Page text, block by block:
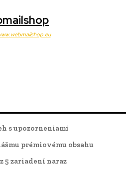
s upozorneniami
prémiovému obsahu
5 zariadení naraz